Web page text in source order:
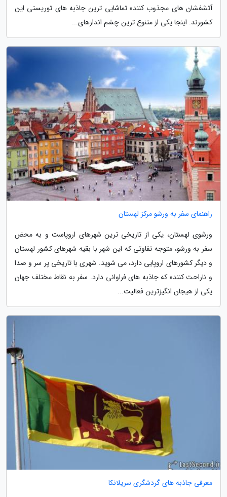
آتشفشان های مجذوب کننده تماشایی ترین جاذبه های توریستی این
کشورند. اینجا یکی از متنوع ترین چشم اندازهای...
راهنمای سفر به ورشو مرکز لهستان
ورشوی لهستان، یکی از تاریخی ترین شهرهای اروپاست و به محض
سفر به ورشو، متوجه تفاوتی که این شهر با بقیه شهرهای کشور لهستان
و دیگر کشورهای اروپایی دارد، می شوید. شهری با تاریخی پر سر و صدا
و ناراحت کننده که جاذبه های فراوانی دارد. سفر به نقاط مختلف جهان
یکی از هیجان انگیزترین فعالیت...
معرفی جاذبه های گردشگری سریلانکا